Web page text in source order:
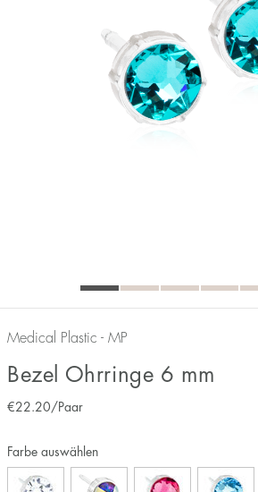
Medical Plastic - MP
Bezel Ohrringe 6 mm
€22.20/Paar
Farbe auswählen